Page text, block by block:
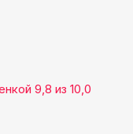
9,8 из 10,0